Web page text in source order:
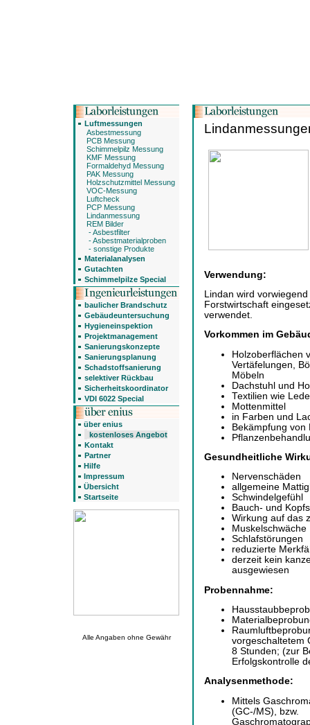
Luftmessungen
Asbestmessung
PCB Messung
Schimmelpilz Messung
KMF Messung
Formaldehyd Messung
PAK Messung
Holzschutzmittel Messung
VOC-Messung
Luftcheck
PCP Messung
Lindanmessung
REM Bilder
- Asbestfilter
- Asbestmaterialproben
- sonstige Produkte
Materialanalysen
Gutachten
Schimmelpilze Special
baulicher Brandschutz
Gebäudeuntersuchung
Hygieneinspektion
Projektmanagement
Sanierungskonzepte
Sanierungsplanung
Schadstoffsanierung
selektiver Rückbau
Sicherheitskoordinator
VDI 6022 Special
über enius
kostenloses Angebot
Kontakt
Partner
Hilfe
Impressum
Übersicht
Startseite
Alle Angaben ohne Gewähr
Verwendung:
Lindan wird
Forstwirtschaft
verwendet.
Vorkommen im
Holzoberflächen
Vertäfelungen,
Möbeln
Dachstuhl und
Textilien wie
Mottenmittel
in Farben und
Bekämpfung von
Gesundheitliche
Nervenschäden
allgemeine
Schwindelgefühl
Bauch- und
Wirkung auf das
Muskelschwäche
Schlafstörungen
reduzierte
derzeit kein
ausgewiesen
Probennahme:
vorgeschaltetem
8 Stunden; (zur
Erfolgskontrolle
Analysenmethode:
Mittels
(GC-/MS), bzw.